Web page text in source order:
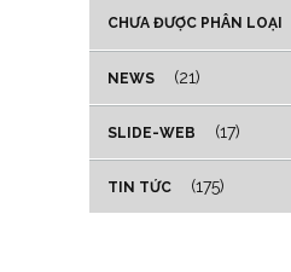
CHƯA ĐƯỢC PHÂN LOẠI
NEWS (21)
SLIDE-WEB (17)
TIN TỨC (175)